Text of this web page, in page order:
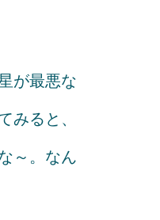
が最悪な
みると、
～。なん